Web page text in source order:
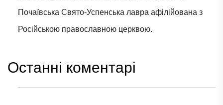
Почаївська Свято-Успенська лавра афілійована з
Російською православною церквою.
Останні коментарі